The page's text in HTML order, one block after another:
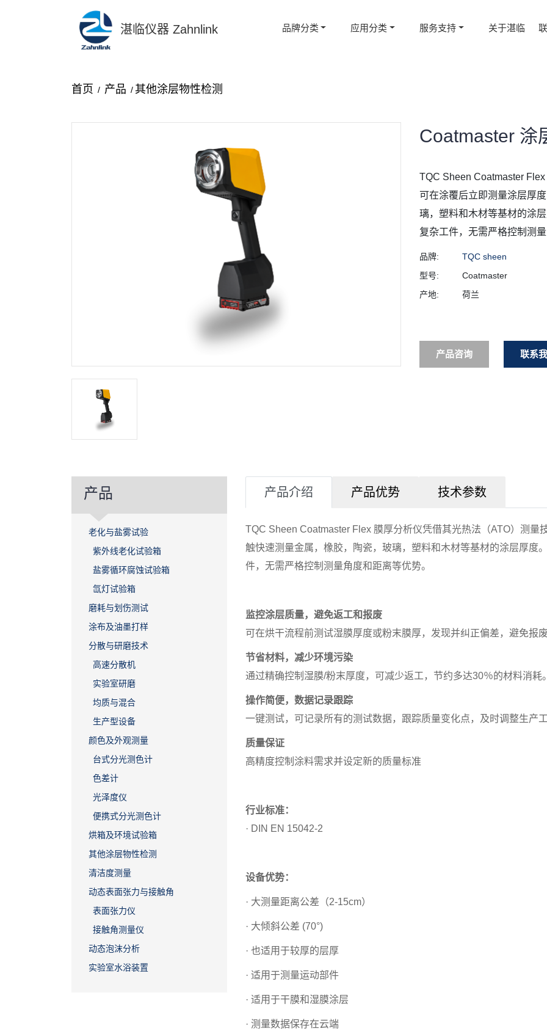
湛临仪器 Zahnlink 品牌分类 应用分类 服务支持 关于湛临
首页 产品 其他涂层物性检测
Coatmaster 涂
TQC Sheen Coatmaster
可在涂覆后立即测量涂层厚
璃，塑料和木材等基材的涂
复杂工件，无需严格控制测
品牌:
TQC sheen
型号:
Coatmaster
产地:
荷兰
产品咨询 联系
产品
老化与盐雾试验
紫外线老化试验箱
盐雾循环腐蚀试验箱
氙灯试验箱
磨耗与划伤测试
涂布及油墨打样
分散与研磨技术
高速分散机
实验室研磨
均质与混合
生产型设备
颜色及外观测量
台式分光测色计
色差计
光泽度仪
便携式分光测色计
烘箱及环境试验箱
其他涂层物性检测
清洁度测量
动态表面张力与接触角
表面张力仪
接触角测量仪
动态泡沫分析
实验室水浴装置
产品介绍 产品优势 技术参数
TQC Sheen Coatmaster Flex 膜厚分析仪凭借其光热法（ATO）测量
触快速测量金属，橡胶，陶瓷，玻璃，塑料和木材等基材的涂层厚度
件，无需严格控制测量角度和距离等优势。
监控涂层质量，避免返工和报废
可在烘干流程前测试湿膜厚度或粉末膜厚，发现并纠正偏差，避免报
节省材料，减少环境污染
通过精确控制湿膜/粉末厚度，可减少返工，节约多达30％的材料消耗
操作简便，数据记录跟踪
一键测试，可记录所有的测试数据，跟踪质量变化点，及时调整生产
质量保证
高精度控制涂料需求并设定新的质量标准
行业标准：
· DIN EN 15042-2
设备优势：
· 大测量距离公差（2-15cm）
· 大倾斜公差 (70°)
· 也适用于较厚的层厚
· 适用于测量运动部件
· 适用于干膜和湿膜涂层
· 测量数据保存在云端